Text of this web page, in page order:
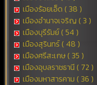
เมืองร้อยเอ็ด ( 38 )
เมืองอำนาจเจริญ ( 3 )
เมืองบุรีรัมย์ ( 54 )
เมืองสุรินทร์ ( 48 )
เมืองศรีสะเกษ ( 35 )
เมืองอุบลราชธานี ( 72 )
เมืองมหาสารคาม ( 36 )